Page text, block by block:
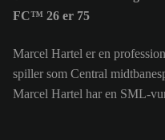
FC™ 26 er 75
Marcel Hartel er en
spiller som Central
Marcel Hartel har en SML-